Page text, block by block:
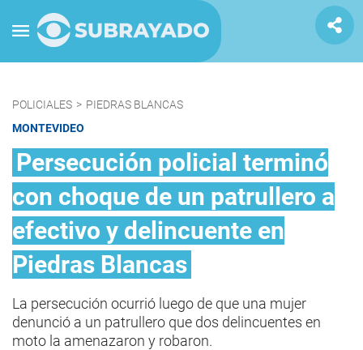
POLICIALES > PIEDRAS BLANCAS
MONTEVIDEO
Persecución policial terminó
con choque de un patrullero a
efectivo y delincuente en
Piedras Blancas
La persecución ocurrió luego de que una mujer
denunció a un patrullero que dos delincuentes en
moto la amenazaron y robaron.